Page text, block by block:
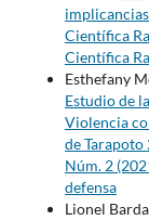
Científica
Científica
Esthefany
Estudio de
Violencia
de
Núm. 2
defensa
Lionel